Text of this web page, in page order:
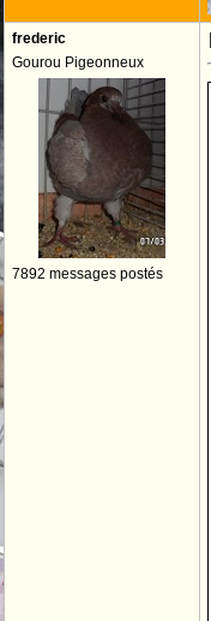
frederic
Gourou Pigeonneux
7892 messages postés